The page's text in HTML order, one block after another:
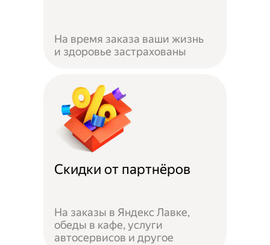
На время заказа ваши жизнь
и здоровье застрахованы
Скидки от партнёров
На заказы в Яндекс Лавке,
обеды в кафе, услуги
автосервисов и другое